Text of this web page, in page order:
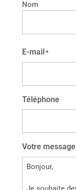
Nom
E-mail*
Téléphone
Votre message